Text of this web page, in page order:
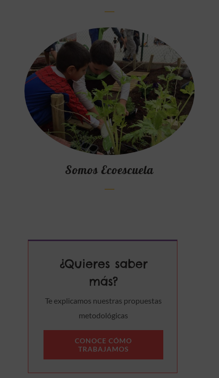
Somos Ecoescuela
¿Quieres saber
más?
Te explicamos nuestras propuestas
metodológicas
CONOCE CÓMO
TRABAJAMOS